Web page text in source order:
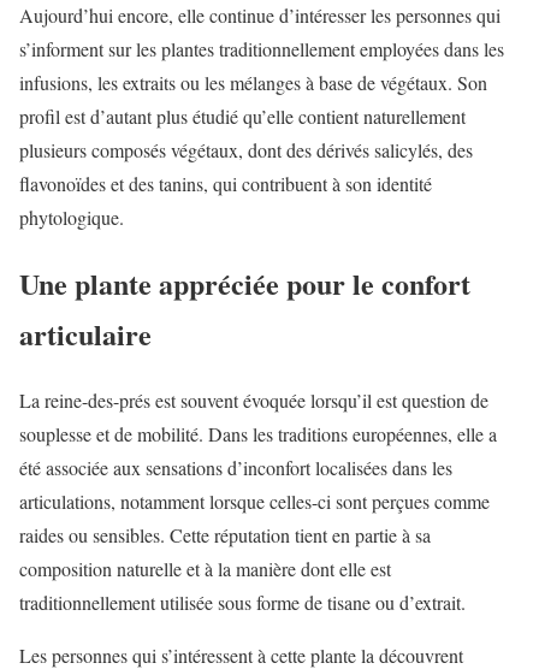
Aujourd’hui encore, elle continue d’intéresser les personnes qui
s’informent sur les plantes traditionnellement employées dans les
infusions, les extraits ou les mélanges à base de végétaux. Son
profil est d’autant plus étudié qu’elle contient naturellement
plusieurs composés végétaux, dont des dérivés salicylés, des
flavonoïdes et des tanins, qui contribuent à son identité
phytologique.
Une plante appréciée pour le confort
articulaire
La reine-des-prés est souvent évoquée lorsqu’il est question de
souplesse et de mobilité. Dans les traditions européennes, elle a
été associée aux sensations d’inconfort localisées dans les
articulations, notamment lorsque celles-ci sont perçues comme
raides ou sensibles. Cette réputation tient en partie à sa
composition naturelle et à la manière dont elle est
traditionnellement utilisée sous forme de tisane ou d’extrait.
Les personnes qui s’intéressent à cette plante la découvrent